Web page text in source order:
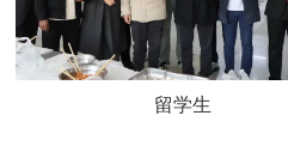
留学生